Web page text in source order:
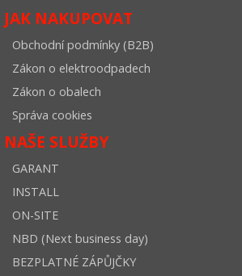
JAK NAKUPOVAT
Obchodní podmínky (B2B)
Zákon o elektroodpadech
Zákon o obalech
Správa cookies
NAŠE SLUŽBY
GARANT
INSTALL
ON-SITE
NBD (Next business day)
BEZPLATNÉ ZÁPŮJČKY